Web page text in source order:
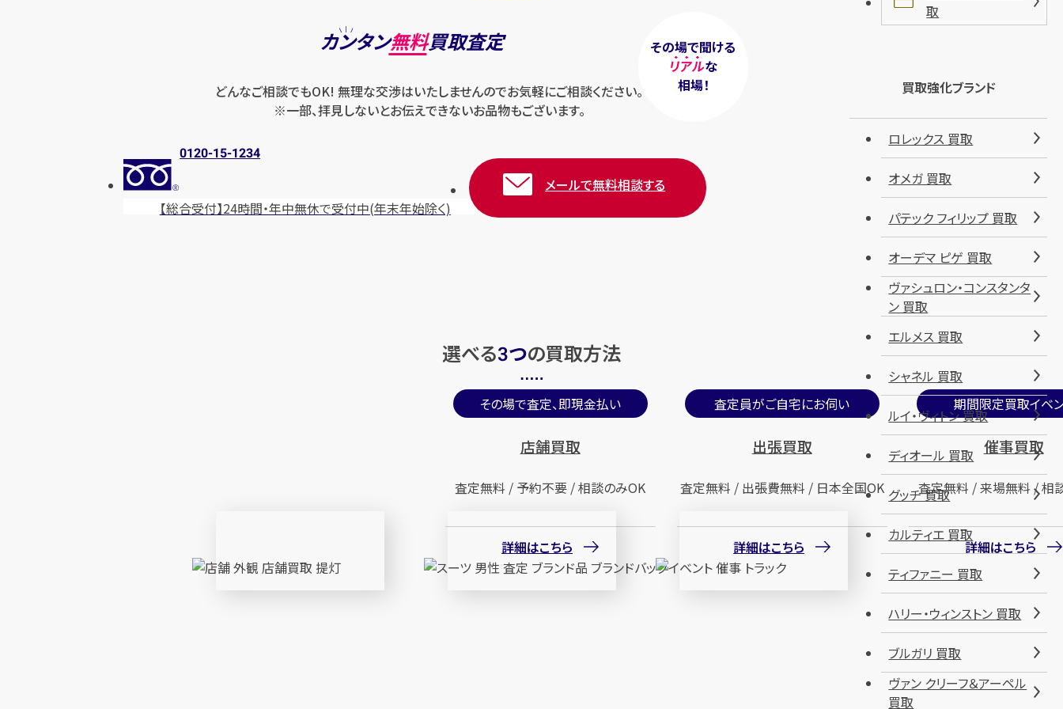
その場で聞ける
リアルな
相場！
カンタン無料買取査定
どんなご相談でもOK! 無理な交渉はいたしませんのでお気軽にご相談ください。
※一部、拝見しないとお伝えできないお品物もございます。
0120-15-1234
【総合受付】24時間・年中無休で受付中(年末年始除く)
メールで無料相談する
選べる3つの買取方法
その場で査定、即現金払い
店舗買取
査定無料 / 予約不要 / 相談のみOK
詳細はこちら
査定員がご自宅にお伺い
出張買取
査定無料 / 出張費無料 / 日本全国OK
詳細はこちら
期間限定買取イベ
催事買取
査定無料 / 来場無料 / 相
詳細はこちら
取
買取強化ブランド
ロレックス 買取
オメガ 買取
パテック フィリップ 買取
オーデマ ピゲ 買取
ヴァシュロン・コンスタンタ
ン 買取
エルメス 買取
シャネル 買取
ルイ・ヴィトン 買取
ディオール 買取
グッチ 買取
カルティエ 買取
ティファニー 買取
ハリー・ウィンストン 買取
ブルガリ 買取
ヴァン クリーフ＆アーペル
買取